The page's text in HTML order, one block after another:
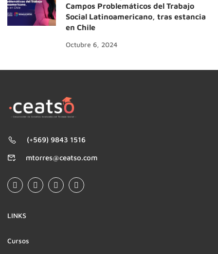
Campos Problemáticos del Trabajo
Social Latinoamericano, tras estancia
en Chile
Octubre 6, 2024
(+569) 9843 1516
mtorres@ceatso.com
LINKS
Cursos